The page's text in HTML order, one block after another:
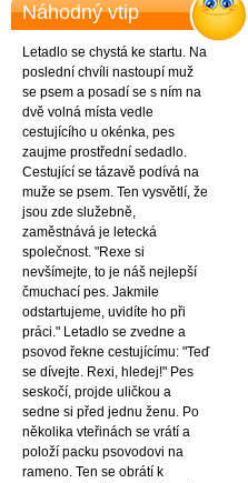
Náhodný vtip
Letadlo se chystá ke startu. Na
poslední chvíli nastoupí muž
se psem a posadí se s ním na
dvě volná místa vedle
cestujícího u okénka, pes
zaujme prostřední sedadlo.
Cestující se tázavě podívá na
muže se psem. Ten vysvětlí, že
jsou zde služebně,
zaměstnává je letecká
společnost. "Rexe si
nevšímejte, to je náš nejlepší
čmuchací pes. Jakmile
odstartujeme, uvidíte ho při
práci." Letadlo se zvedne a
psovod řekne cestujícímu: "Teď
se dívejte. Rexi, hledej!" Pes
seskočí, projde uličkou a
sedne si před jednu ženu. Po
několika vteřinách se vrátí a
položí packu psovodovi na
rameno. Ten se obrátí k